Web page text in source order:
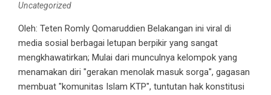
Uncategorized
Oleh: Teten Romly Qomaruddien Belakangan ini viral di
media sosial berbagai letupan berpikir yang sangat
mengkhawatirkan; Mulai dari munculnya kelompok yang
menamakan diri "gerakan menolak masuk sorga", gagasan
membuat "komunitas Islam KTP", tuntutan hak konstitusi